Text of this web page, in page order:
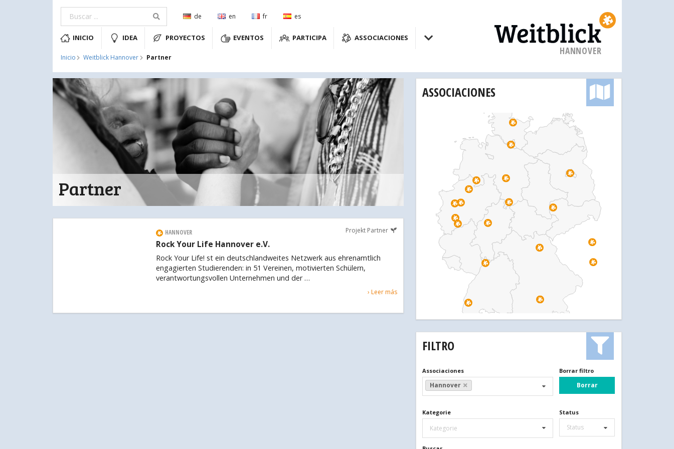
de en fr es
INICIO IDEA PROYECTOS EVENTOS PARTICIPA ASSOCIACIONES
Inicio Weitblick Hannover Partner
HANNOVER
Partner
HANNOVER Projekt Partner
Rock Your Life Hannover e.V.
Rock Your Life! st ein deutschlandweites Netzwerk aus ehrenamtlich
engagierten Studierenden: in 51 Vereinen, motivierten Schülern,
verantwortungsvollen Unternehmen und der …
› Leer más
ASSOCIACIONES
FILTRO
Associaciones
Hannover
Borrar filtro
Borrar
Kategorie
Kategorie
Status
Status